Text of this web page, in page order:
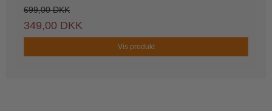
699,00 DKK
349,00 DKK
Vis produkt